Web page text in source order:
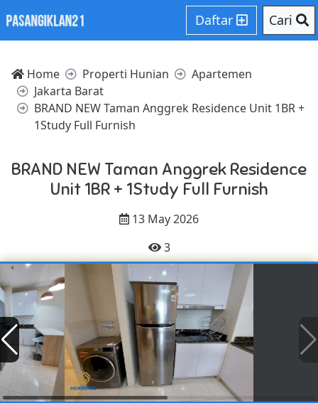
Daftar Cari
Home Properti Hunian
Apartemen
Jakarta Barat
BRAND NEW Taman Anggrek Residence Unit 1BR +
1Study Full Furnish
BRAND NEW Taman Anggrek Residence
Unit 1BR + 1Study Full Furnish
13 May 2026
3